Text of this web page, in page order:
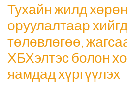
Тухайн жилд
оруулалтаар
төлөвлөгөө,
ХБХэлтэс болон
яамдад хүргүүлэх